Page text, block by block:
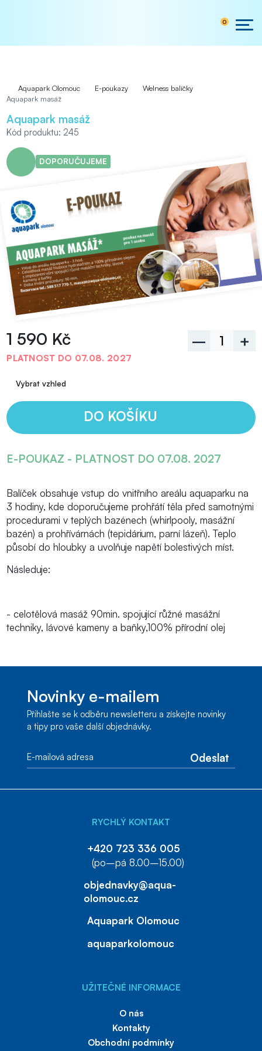
0
Aquapark Olomouc E-poukazy
Welness balíčky
Aquapark masáž
Aquapark masáž
Kód produktu: 245
DOPORUČUJEME
1 590 Kč
PLATNOST DO 07.08. 2027
– +
DO KOŠÍKU
E-POUKAZ - PLATNOST DO 07.08. 2027
Balíček obsahuje vstup do vnitřního areálu aquaparku na
3 hodiny, kde doporučujeme prohřátí těla před samotnými
procedurami v teplých bazénech (whirlpooly, masážní
bazén) a prohřívárnách (tepidárium, parní lázeň). Teplo
působí do hloubky a uvolňuje napětí bolestivých míst.
Následuje:
- celotělová masáž 90min. spojující růžné masážní
techniky, lávové kameny a baňky,100% přírodní olej
Novinky e-mailem
Přihlašte se k odběru newsletteru a získejte novinky
a tipy pro vaše další objednávky.
Odeslat
RYCHLÝ KONTAKT
+420 723 336 005
(po–pá 8.00–15.00)
objednavky@aqua-
olomouc.cz
Aquapark Olomouc
aquaparkolomouc
UŽITEČNÉ INFORMACE
O nás
Kontakty
Obchodní podmínky